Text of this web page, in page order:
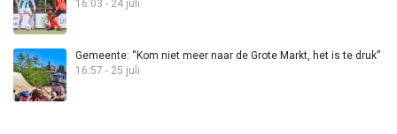
16:03 - 24 juli
Gemeente: “Kom niet meer naar de Grote Markt, het is te druk”
16:57 - 25 juli